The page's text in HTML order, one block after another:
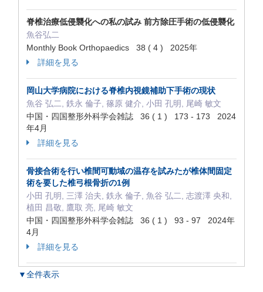
脊椎治療低侵襲化への私の試み 前方除圧手術の低侵襲化
魚谷弘二
Monthly Book Orthopaedics 38 ( 4 ) 2025年
詳細を見る
岡山大学病院における脊椎内視鏡補助下手術の現状
魚谷 弘二, 鉄永 倫子, 篠原 健介, 小田 孔明, 尾崎 敏文
中国・四国整形外科学会雑誌 36 ( 1 ) 173 - 173 2024
年4月
詳細を見る
骨接合術を行い椎間可動域の温存を試みたが椎体間固定
術を要した椎弓根骨折の1例
小田 孔明, 三澤 治夫, 鉄永 倫子, 魚谷 弘二, 志渡澤 央和,
植田 昌敬, 鷹取 亮, 尾崎 敏文
中国・四国整形外科学会雑誌 36 ( 1 ) 93 - 97 2024年
4月
詳細を見る
▼全件表示